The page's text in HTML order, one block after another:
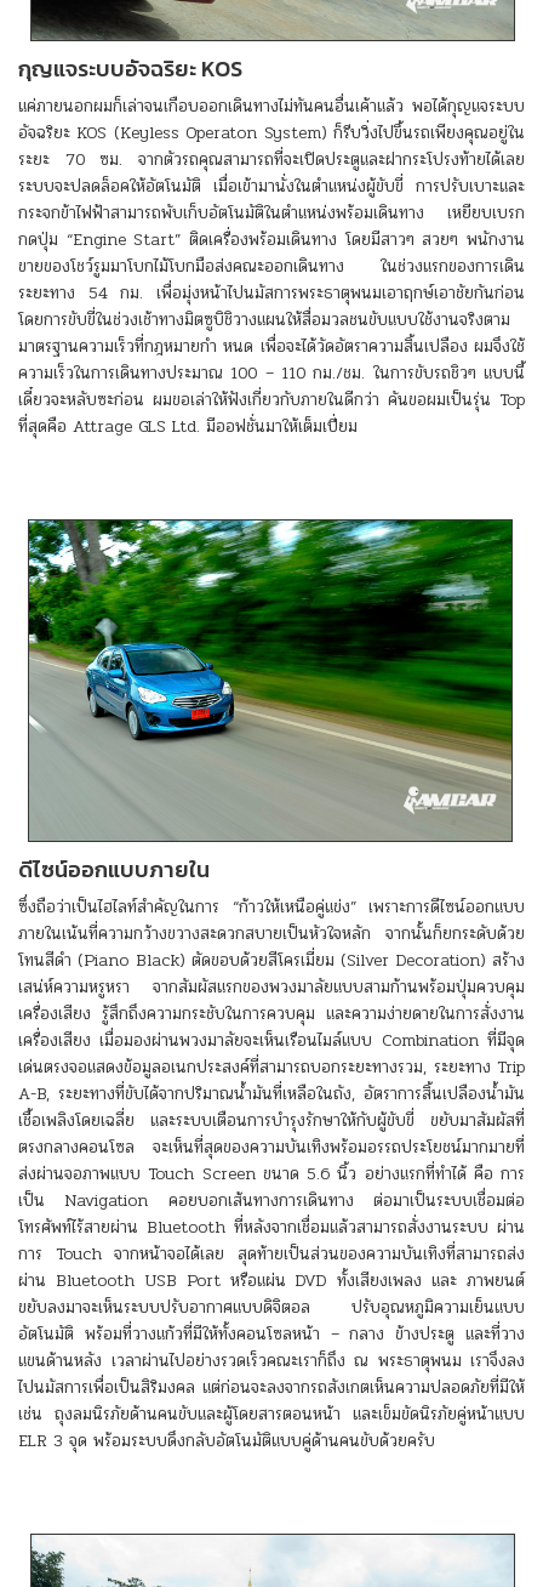
กุญแจระบบอัจฉริยะ KOS
แค่ภายนอกผมก็เล่าจนเกือบออกเดินทางไม่ทันคนอื่นเค้าแล้ว พอได้กุญแจระบบ
อัจฉริยะ KOS (Keyless Operaton System) ก็รีบวิ่งไปขึ้นรถเพียงคุณอยู่ใน
ระยะ 70 ซม. จากตัวรถคุณสามารถที่จะเปิดประตูและฝากระโปรงท้ายได้เลย
ระบบจะปลดล็อคให้อัตโนมัติ เมื่อเข้ามานั่งในตำแหน่งผู้ขับขี่ การปรับเบาะและ
กระจกข้าไฟฟ้าสามารถพับเก็บอัตโนมัติในตำแหน่งพร้อมเดินทาง เหยียบเบรก
กดปุ่ม “Engine Start” ติดเครื่องพร้อมเดินทาง โดยมีสาวๆ สวยๆ พนักงาน
ขายของโชว์รูมมาโบกไม้โบกมือส่งคณะออกเดินทาง ในช่วงแรกของการเดิน
ระยะทาง 54 กม. เพื่อมุ่งหน้าไปนมัสการพระธาตุพนมเอาฤกษ์เอาชัยกันก่อน
โดยการขับขี่ในช่วงเช้าทางมิตซูบิชิวางแผนให้สื่อมวลชนขับแบบใช้งานจริงตาม
มาตรฐานความเร็วที่กฎหมายกำ หนด เพื่อจะได้วัดอัตราความสิ้นเปลือง ผมจึงใช้
ความเร็วในการเดินทางประมาณ 100 – 110 กม./ชม. ในการขับรถชิวๆ แบบนี้
เดี๋ยวจะหลับซะก่อน ผมขอเล่าให้ฟังเกี่ยวกับภายในดีกว่า คันขอผมเป็นรุ่น Top
ที่สุดคือ Attrage GLS Ltd. มีออฟชั่นมาให้เต็มเปี่ยม
ดีไซน์ออกแบบภายใน
ซึ่งถือว่าเป็นไฮไลท์สำคัญในการ “ก้าวให้เหนือคู่แข่ง” เพราะการดีไซน์ออกแบบ
ภายในเน้นที่ความกว้างขวางสะดวกสบายเป็นหัวใจหลัก จากนั้นก็ยกระดับด้วย
โทนสีดำ (Piano Black) ตัดขอบด้วยสีโครเมี่ยม (Silver Decoration) สร้าง
เสน่ห์ความหรูหรา จากสัมผัสแรกของพวงมาลัยแบบสามก้านพร้อมปุ่มควบคุม
เครื่องเสียง รู้สึกถึงความกระชับในการควบคุม และความง่ายดายในการสั่งงาน
เครื่องเสียง เมื่อมองผ่านพวงมาลัยจะเห็นเรือนไมล์แบบ Combination ที่มีจุด
เด่นตรงจอแสดงข้อมูลอเนกประสงค์ที่สามารถบอกระยะทางรวม, ระยะทาง Trip
A-B, ระยะทางที่ขับได้จากปริมาณน้ำมันที่เหลือในถัง, อัตราการสิ้นเปลืองน้ำมัน
เชื้อเพลิงโดยเฉลี่ย และระบบเตือนการบำรุงรักษาให้กับผู้ขับขี่ ขยับมาสัมผัสที่
ตรงกลางคอนโซล จะเห็นที่สุดของความบันเทิงพร้อมอรรถประโยชน์มากมายที่
ส่งผ่านจอภาพแบบ Touch Screen ขนาด 5.6 นิ้ว อย่างแรกที่ทำได้ คือ การ
เป็น Navigation คอยบอกเส้นทางการเดินทาง ต่อมาเป็นระบบเชื่อมต่อ
โทรศัพท์ไร้สายผ่าน Bluetooth ที่หลังจากเชื่อมแล้วสามารถสั่งงานระบบ ผ่าน
การ Touch จากหน้าจอได้เลย สุดท้ายเป็นส่วนของความบันเทิงที่สามารถส่ง
ผ่าน Bluetooth USB Port หรือแผ่น DVD ทั้งเสียงเพลง และ ภาพยนต์
ขยับลงมาจะเห็นระบบปรับอากาศแบบดิจิตอล ปรับอุณหภูมิความเย็นแบบ
อัตโนมัติ พร้อมที่วางแก้วที่มีให้ทั้งคอนโซลหน้า – กลาง ข้างประตู และที่วาง
แขนด้านหลัง เวลาผ่านไปอย่างรวดเร็วคณะเราก็ถึง ณ พระธาตุพนม เราจึงลง
ไปนมัสการเพื่อเป็นสิริมงคล แต่ก่อนจะลงจากรถสังเกตเห็นความปลอดภัยที่มีให้
เช่น ถุงลมนิรภัยด้านคนขับและผู้โดยสารตอนหน้า และเข็มขัดนิรภัยคู่หน้าแบบ
ELR 3 จุด พร้อมระบบดึงกลับอัตโนมัติแบบคู่ด้านคนขับด้วยครับ